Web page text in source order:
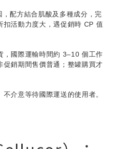
配方結合肌酸及多種成分，完
扣活動力度大，遇促銷時 CP 值
，國際運輸時間約 3–10 個工作
促銷期間售價普通；整罐購買才
不介意等待國際運送的使用者。